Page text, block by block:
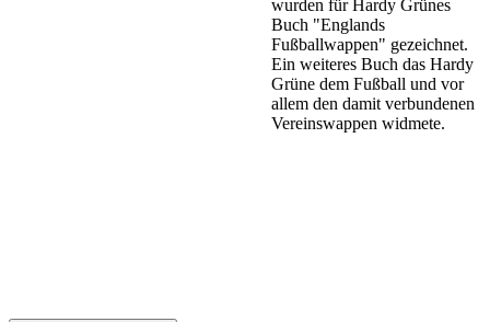
wurden für Hardy Grünes
Buch "Englands
Fußballwappen" gezeichnet.
Ein weiteres Buch das Hardy
Grüne dem Fußball und vor
allem den damit verbundenen
Vereinswappen widmete.